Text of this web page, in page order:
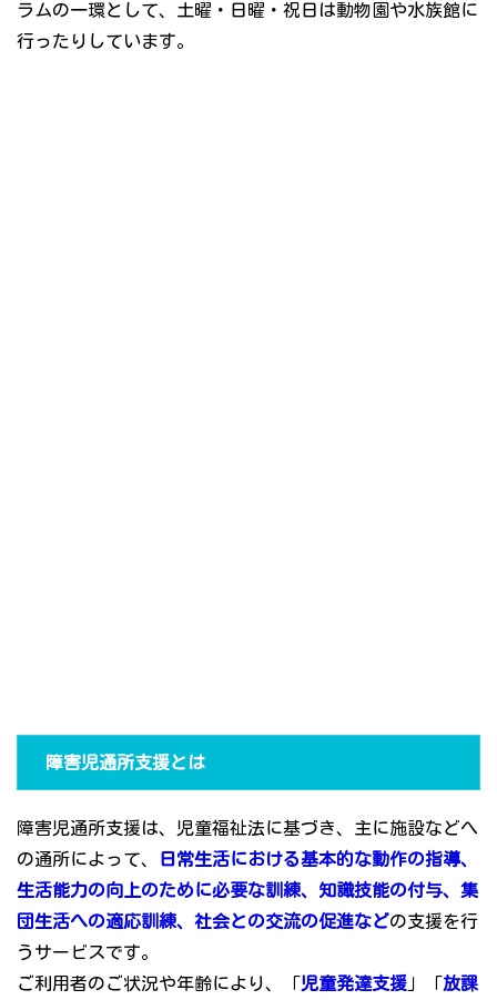
ラムの一環として、土曜・日曜・祝日は動物園や水族館に
行ったりしています。
障害児通所支援とは
障害児通所支援は、児童福祉法に基づき、主に施設などへ
の通所によって、
日常生活における基本的な動作の指導、
生活能力の向上のために必要な訓練、知識技能の付与、集
団生活への適応訓練、社会との交流の促進などの支援を行
うサービスです。
ご利用者のご状況や年齢により、「児童発達支援 」「放課